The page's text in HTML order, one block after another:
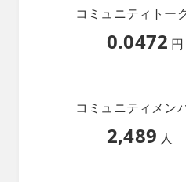
コミュニティトー
0.0472 円
コミュニティメン
2,489 人